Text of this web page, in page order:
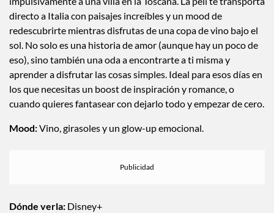
directo a Italia con paisajes increíbles y un mood de
redescubrirte mientras disfrutas de una copa de vino bajo el
sol. No solo es una historia de amor (aunque hay un poco de
eso), sino también una oda a encontrarte a ti misma y
aprender a disfrutar las cosas simples. Ideal para esos días en
los que necesitas un boost de inspiración y romance, o
cuando quieres fantasear con dejarlo todo y empezar de cero.
Mood:Vino, girasoles y un glow-up emocional.
Dónde verla: Disney+